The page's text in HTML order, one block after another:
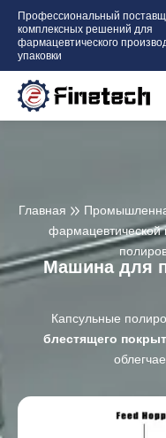
Перейти
содержимому
Профессиональный
комплексных решений для
фармацевтического
упаковки
Главная
Машина для
Капсульные
блестящего